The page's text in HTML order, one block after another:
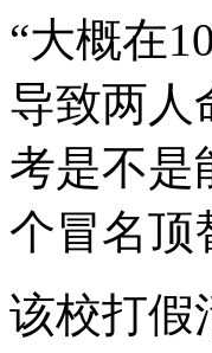
“大概在
导致两人
考是不是
个冒名顶
该校打假